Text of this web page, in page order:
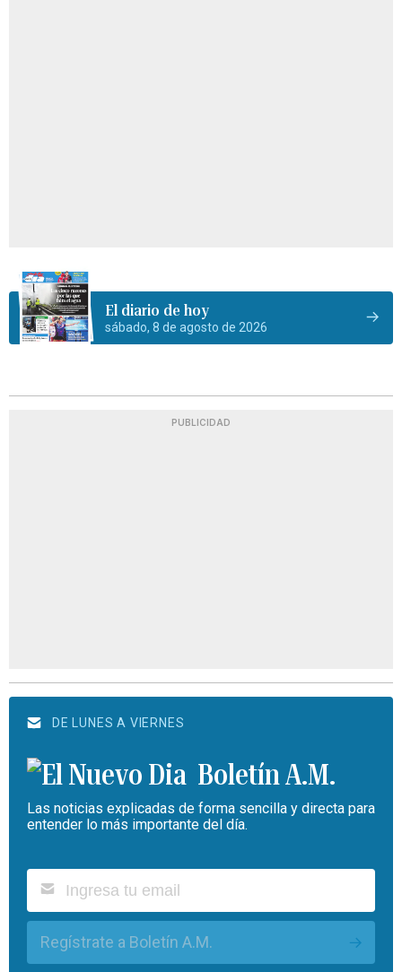
El diario de hoy
sábado, 8 de agosto de 2026
PUBLICIDAD
DE LUNES A VIERNES
Boletín A.M.
Las noticias explicadas de forma sencilla y directa para
entender lo más importante del día.
Regístrate a Boletín A.M.